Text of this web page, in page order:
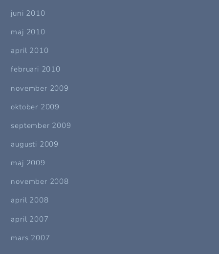
juni 2010
maj 2010
april 2010
februari 2010
november 2009
oktober 2009
september 2009
augusti 2009
maj 2009
november 2008
april 2008
april 2007
mars 2007